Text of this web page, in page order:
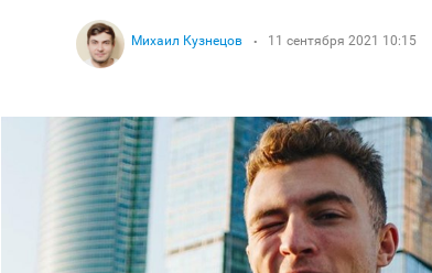
Михаил Кузнецов 11 сентября 2021 10:15